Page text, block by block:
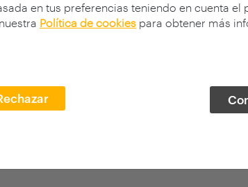
en tus preferencias teniendo en cuenta
Política de cookies para obtener más